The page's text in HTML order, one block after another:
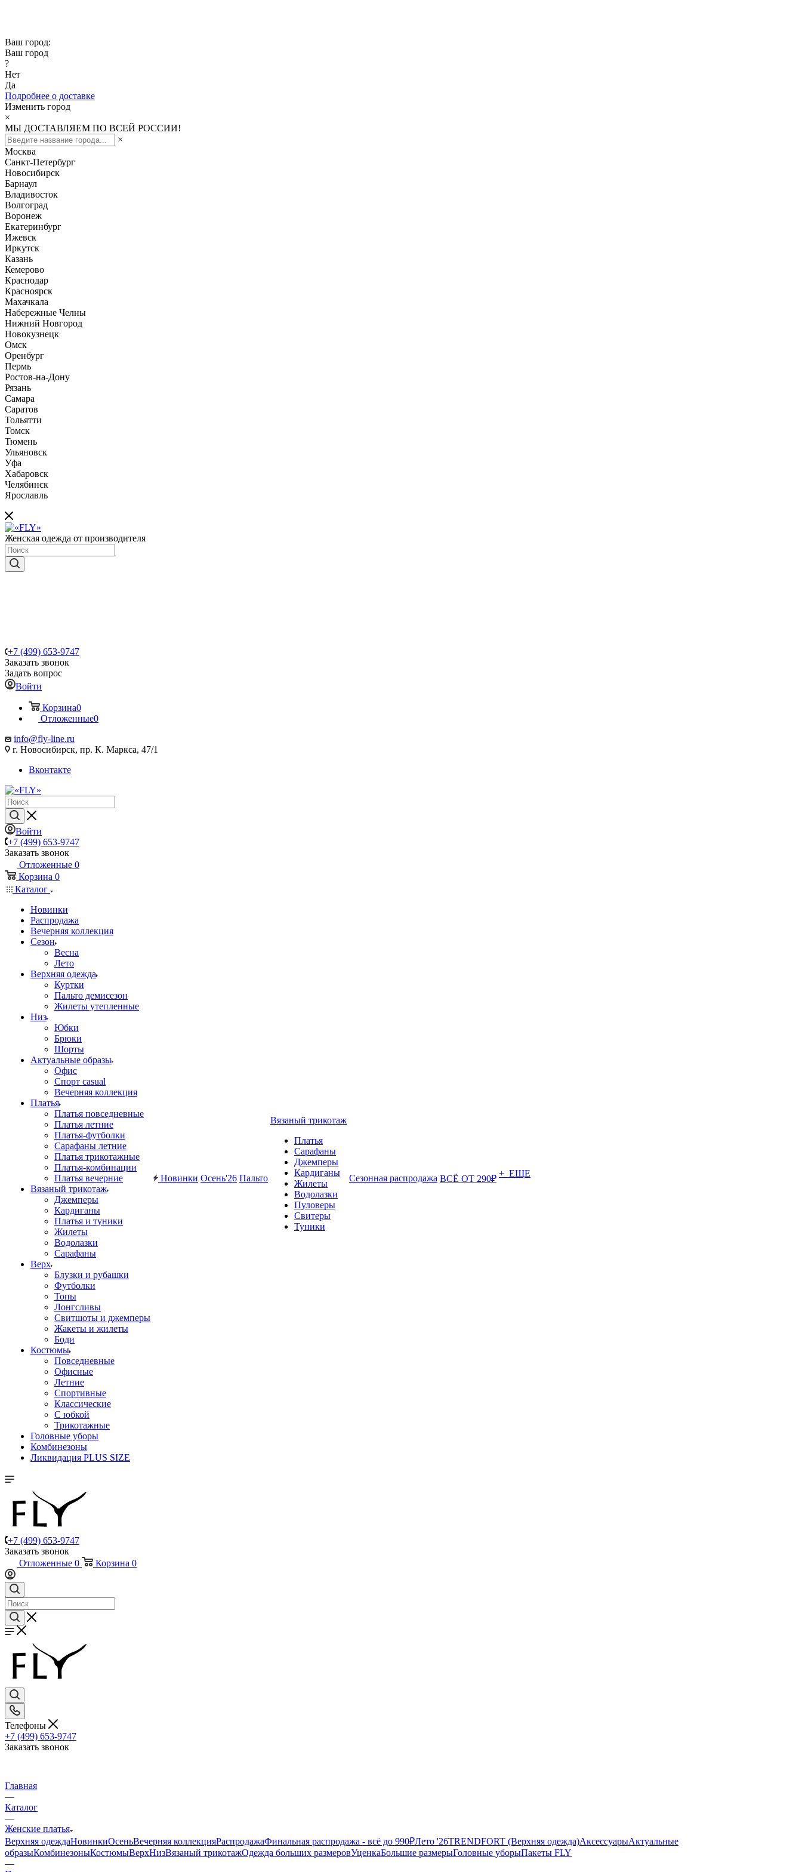
Ваш город:
Ваш город
?
Нет
Да
Подробнее о доставке
Изменить город
×
МЫ ДОСТАВЛЯЕМ ПО ВСЕЙ РОССИИ!
×
Москва
Санкт-Петербург
Новосибирск
Барнаул
Владивосток
Волгоград
Воронеж
Екатеринбург
Ижевск
Иркутск
Казань
Кемерово
Краснодар
Красноярск
Махачкала
Набережные Челны
Нижний Новгород
Новокузнецк
Омск
Оренбург
Пермь
Ростов-на-Дону
Рязань
Самара
Саратов
Тольятти
Томск
Тюмень
Ульяновск
Уфа
Хабаровск
Челябинск
Ярославль
Женская одежда от производителя
+7 (499) 653-9747
Заказать звонок
Задать вопрос
Войти
Корзина0
Отложенные0
info@fly-line.ru
г. Новосибирск, пр. К. Маркса, 47/1
Вконтакте
Войти
+7 (499) 653-9747
Заказать звонок
Отложенные 0
Корзина 0
Каталог
Новинки
Распродажа
Вечерняя коллекция
Сезон
Весна
Лето
Верхняя одежда
Куртки
Пальто демисезон
Жилеты утепленные
Низ
Юбки
Брюки
Шорты
Актуальные образы
Офис
Спорт casual
Вечерняя коллекция
Платья
Платья повседневные
Платья летние
Платья-футболки
Сарафаны летние
Платья трикотажные
Платья-комбинации
Платья вечерние
Вязаный трикотаж
Джемперы
Кардиганы
Платья и туники
Жилеты
Водолазки
Сарафаны
Верх
Блузки и рубашки
Футболки
Топы
Лонгсливы
Свитшоты и джемперы
Жакеты и жилеты
Боди
Костюмы
Повседневные
Офисные
Летние
Спортивные
Классические
С юбкой
Трикотажные
Головные уборы
Комбинезоны
Ликвидация PLUS SIZE
Новинки Осень'26 Пальто
Вязаный трикотаж
Платья
Сарафаны
Джемперы
Кардиганы
Жилеты
Водолазки
Пуловеры
Свитеры
Туники
Сезонная распродажа ВСЁ ОТ 290₽
+ ЕЩЕ
+7 (499) 653-9747
Заказать звонок
Отложенные 0 Корзина 0
Телефоны
+7 (499) 653-9747
Заказать звонок
Главная
—
Каталог
—
Женские платья
Верхняя одеждаНовинкиОсеньВечерняя коллекцияРаспродажаФинальная распродажа - всё до 990₽Лето '26TRENDFORT (Верхняя одежда)АксессуарыАктуальные
образыКомбинезоныКостюмыВерхНизВязаный трикотажОдежда больших размеровУценкаБольшие размерыГоловные уборыПакеты FLY
—